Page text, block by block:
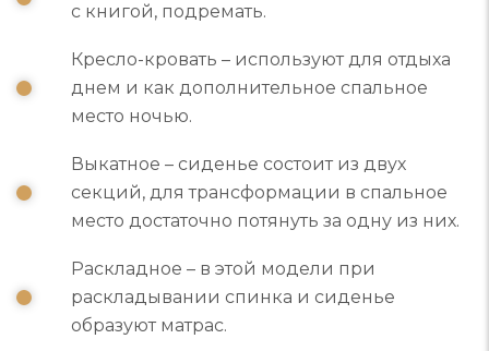
с книгой, подремать.
Кресло-кровать – используют для отдыха
днем и как дополнительное спальное
место ночью.
Выкатное – сиденье состоит из двух
секций, для трансформации в спальное
место достаточно потянуть за одну из них.
Раскладное – в этой модели при
раскладывании спинка и сиденье
образуют матрас.